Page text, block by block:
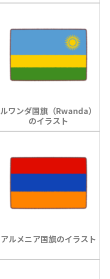
ルワンダ国旗（Rwanda）
のイラスト
アルメニア国旗のイラスト